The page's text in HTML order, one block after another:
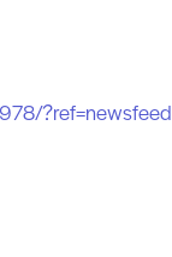
?ref=newsfeed